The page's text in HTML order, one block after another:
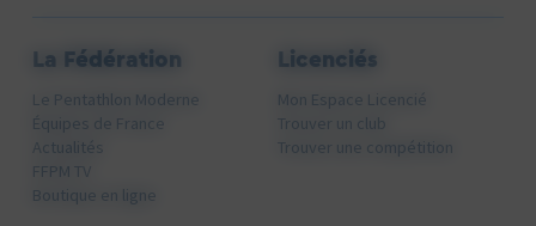
La Fédération
Le Pentathlon Moderne
Équipes de France
Actualités
FFPM TV
Boutique en ligne
Licenciés
Mon Espace Licencié
Trouver un club
Trouver une compétition